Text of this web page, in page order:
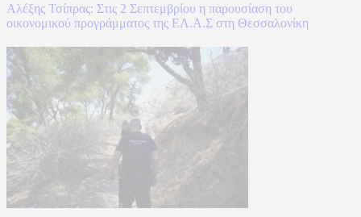
Αλέξης Τσίπρας: Στις 2 Σεπτεμβρίου η παρουσίαση του
οικονομικού προγράμματος της ΕΛ.Α.Σ στη Θεσσαλονίκη